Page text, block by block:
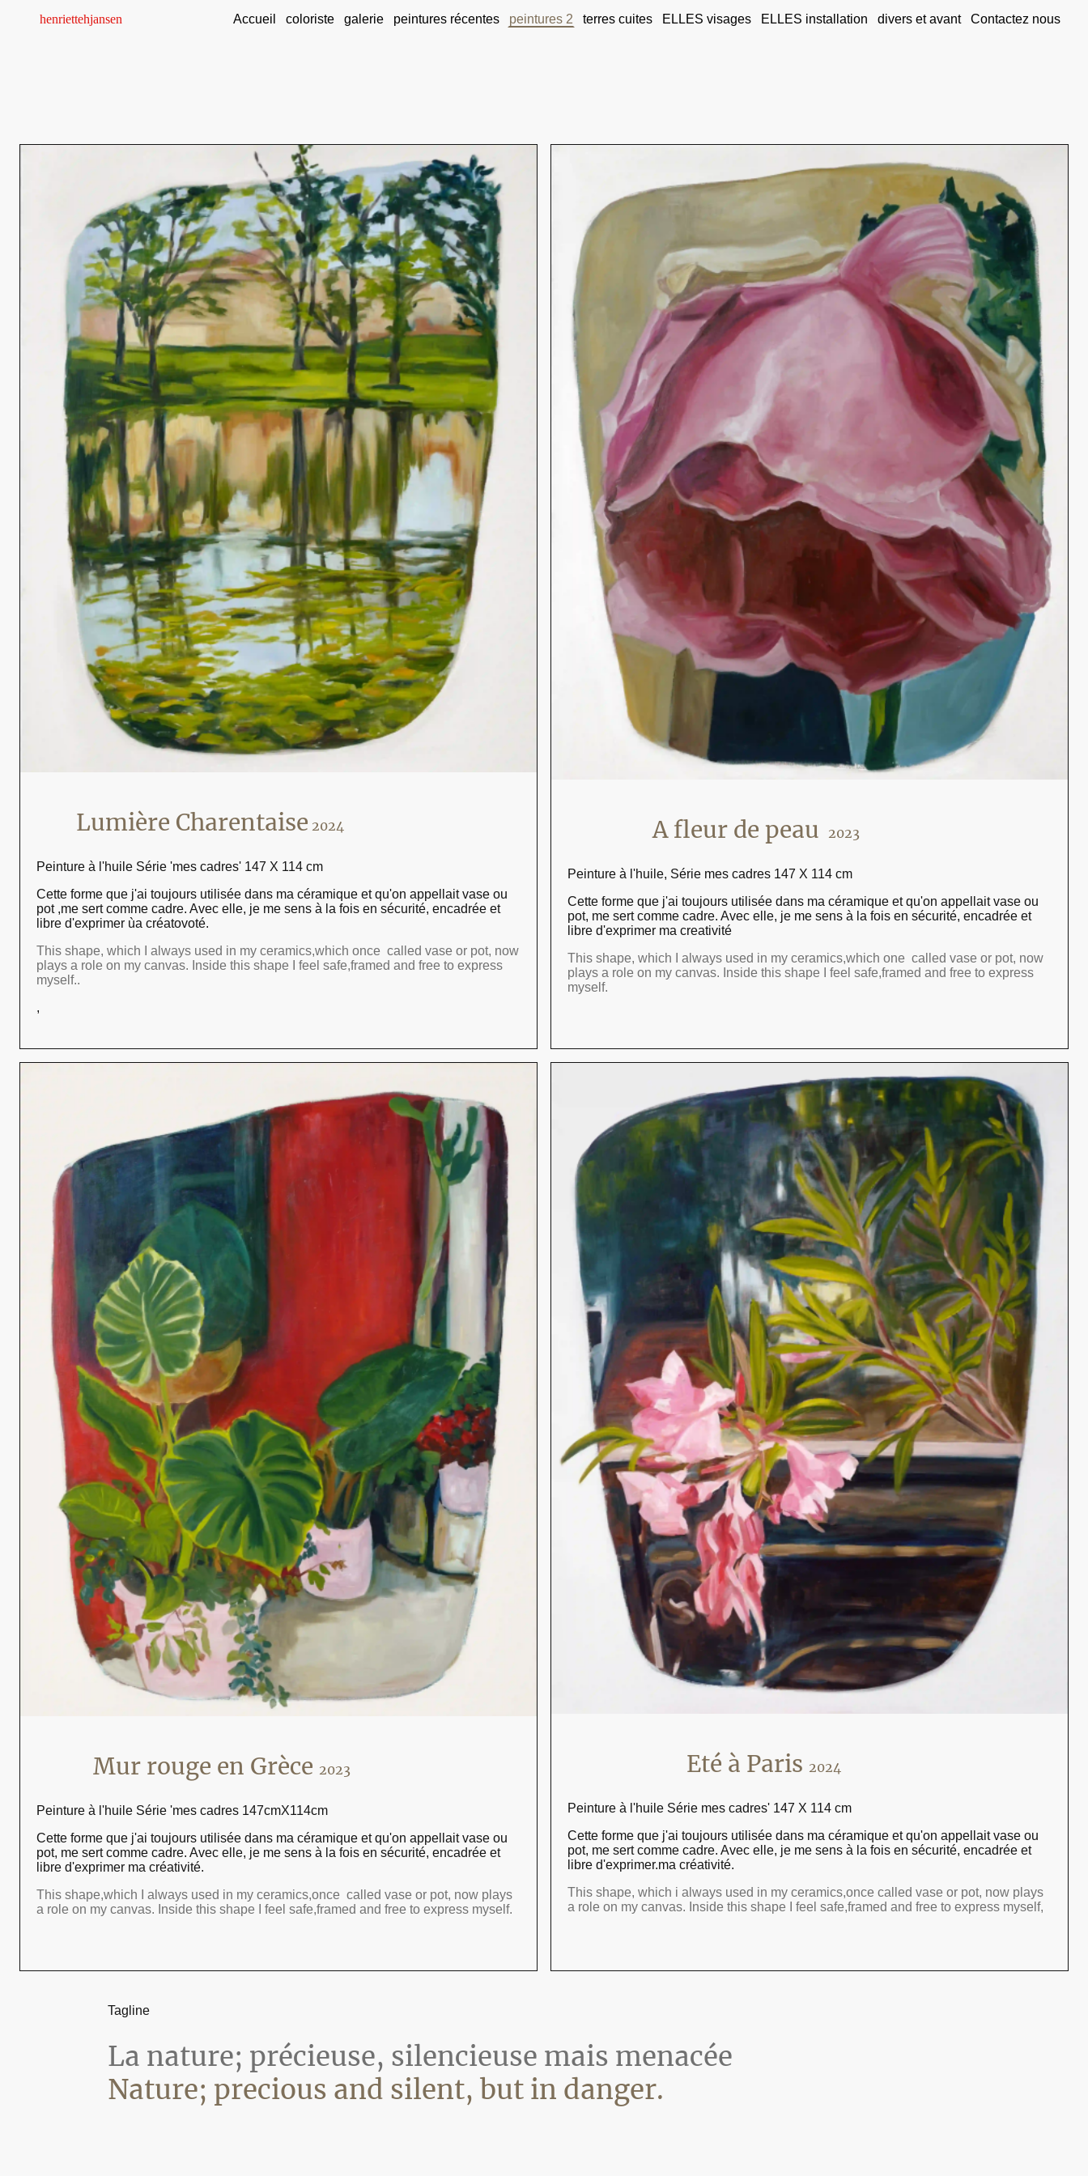
henriettehjansen Accueil coloriste galerie peintures récentes peintures 2 terres cuites ELLES visages ELLES installation divers et avant Contactez nous
Lumière Charentaise 2024
Peinture à l'huile Série 'mes cadres' 147 X 114 cm
Cette forme que j'ai toujours utilisée dans ma céramique et qu'on appellait vase ou
pot ,me sert comme cadre. Avec elle, je me sens à la fois en sécurité, encadrée et
libre d'exprimer ùa créatovoté.
This shape, which I always used in my ceramics,which once called vase or pot, now
plays a role on my canvas. Inside this shape I feel safe,framed and free to express
myself..
,
A fleur de peau 2023
Peinture à l'huile, Série mes cadres 147 X 114 cm
Cette forme que j'ai toujours utilisée dans ma céramique et qu'on appellait vase ou
pot, me sert comme cadre. Avec elle, je me sens à la fois en sécurité, encadrée et
libre d'exprimer ma creativité
This shape, which I always used in my ceramics,which one called vase or pot, now
plays a role on my canvas. Inside this shape I feel safe,framed and free to express
myself.
Mur rouge en Grèce 2023
Peinture à l'huile Série 'mes cadres 147cmX114cm
Cette forme que j'ai toujours utilisée dans ma céramique et qu'on appellait vase ou
pot, me sert comme cadre. Avec elle, je me sens à la fois en sécurité, encadrée et
libre d'exprimer ma créativité.
This shape,which I always used in my ceramics,once called vase or pot, now plays
a role on my canvas. Inside this shape I feel safe,framed and free to express myself.
Eté à Paris 2024
Peinture à l'huile Série mes cadres' 147 X 114 cm
Cette forme que j'ai toujours utilisée dans ma céramique et qu'on appellait vase ou
pot, me sert comme cadre. Avec elle, je me sens à la fois en sécurité, encadrée et
libre d'exprimer.ma créativité.
This shape, which i always used in my ceramics,once called vase or pot, now plays
a role on my canvas. Inside this shape I feel safe,framed and free to express myself,
Tagline
La nature; précieuse, silencieuse mais menacée
Nature; precious and silent, but in danger.